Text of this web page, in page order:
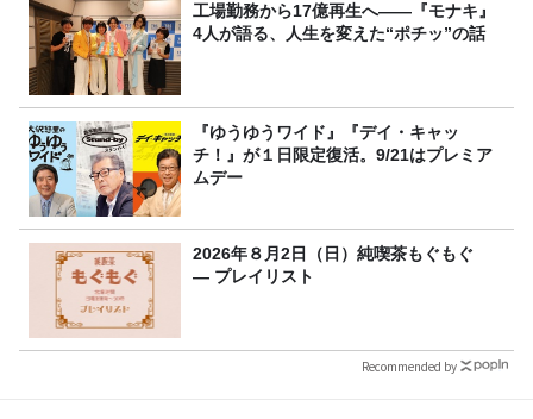
工場勤務から17億再生へ——『モナキ』
4人が語る、人生を変えた“ポチッ”の話
『ゆうゆうワイド』『デイ・キャッ
チ！』が１日限定復活。9/21はプレミア
ムデー
2026年８月2日（日）純喫茶もぐもぐ
― プレイリスト
Recommended by